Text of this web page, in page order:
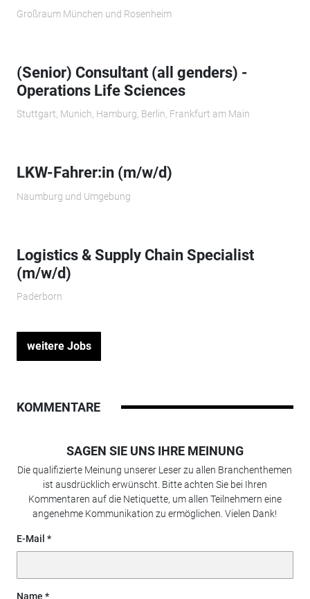
Großraum München und Rosenheim
(Senior) Consultant (all genders) -
Operations Life Sciences
Stuttgart, Munich, Hamburg, Berlin, Frankfurt am Main
LKW-Fahrer:in (m/w/d)
Naumburg und Umgebung
Logistics & Supply Chain Specialist
(m/w/d)
Paderborn
weitere Jobs
KOMMENTARE
SAGEN SIE UNS IHRE MEINUNG
Die qualifizierte Meinung unserer Leser zu allen Branchenthemen
ist ausdrücklich erwünscht. Bitte achten Sie bei Ihren
Kommentaren auf die Netiquette, um allen Teilnehmern eine
angenehme Kommunikation zu ermöglichen. Vielen Dank!
E-Mail
Name